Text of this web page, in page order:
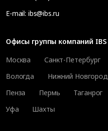
E-mail: ibs@ibs.ru
Офисы группы компаний IBS
Москва
Санкт-Петербург
Вологда
Нижний Новгород
Пенза
Пермь Таганрог
Уфа
Шахты